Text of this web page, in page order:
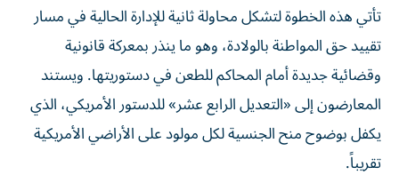
تأتي هذه الخطوة لتشكل محاولة ثانية للإدارة الحالية في مسار
تقييد حق المواطنة بالولادة، وهو ما ينذر بمعركة قانونية
وقضائية جديدة أمام المحاكم للطعن في دستوريتها. ويستند
المعارضون إلى «التعديل الرابع عشر» للدستور الأمريكي، الذي
يكفل بوضوح منح الجنسية لكل مولود على الأراضي الأمريكية
تقريباً.